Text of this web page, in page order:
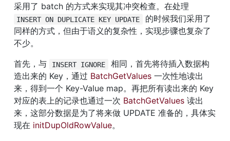
INSERT ON DUPLICATE KEY UPDATE
的时候我们采用了
同样的方式，但由于语义的复杂性，实现步骤也复杂了
不少。
首先，与
INSERT IGNORE
相同，首先将待插入数据构
造出来的 Key，通过 BatchGetValues 一次性地读出
来，得到一个 Key-Value map。再把所有读出来的 Key
对应的表上的记录也通过一次 BatchGetValues 读出
来，这部分数据是为了将来做 UPDATE 准备的，具体实
现在 initDupOldRowValue。